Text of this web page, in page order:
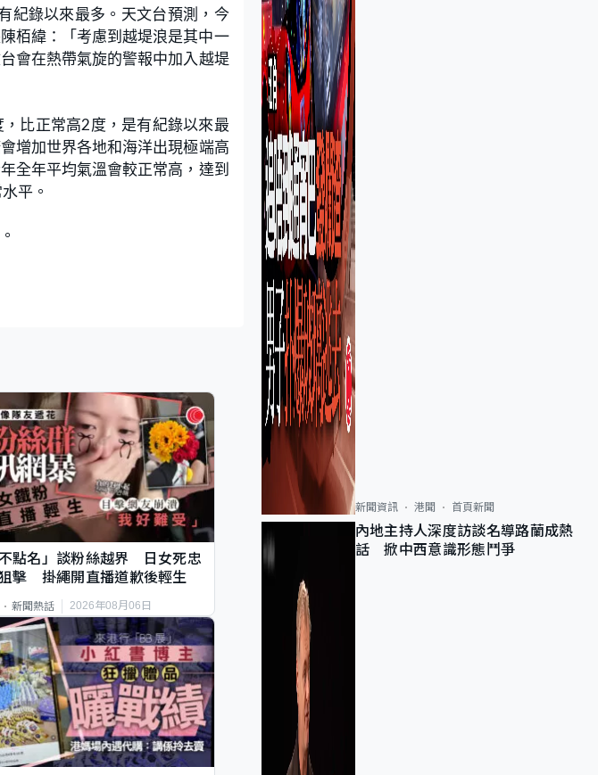
紀錄以來最多。天文台預測，今
栢緯：「考慮到越堤浪是其中一
會在熱帶氣旋的警報中加入越堤
比正常高2度，是有紀錄以來最
增加世界各地和海洋出現極端高
全年平均氣溫會較正常高，達到
平。
點名」談粉絲越界 日女死忠
擊 掛繩開直播道歉後輕生
新聞熱話 2026年08月06日
新聞資訊 港聞 首頁新聞
內地主持人深度訪談名導路蘭成熱
話 掀中西意識形態鬥爭